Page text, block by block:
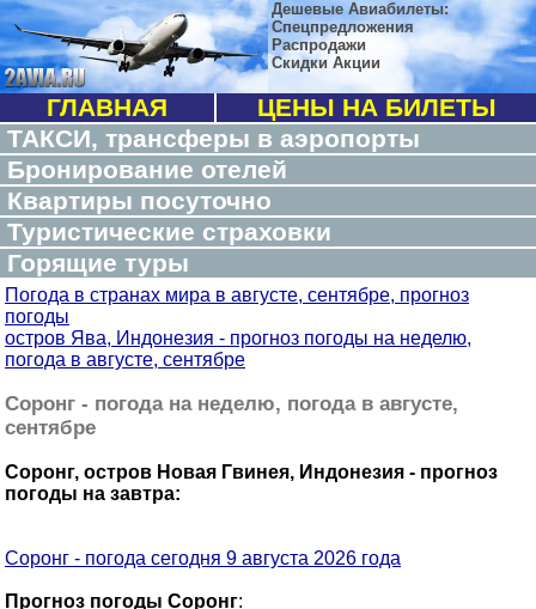
Дешевые Авиабилеты:
Спецпредложения
Распродажи
Скидки Акции
ГЛАВНАЯ
ЦЕНЫ НА БИЛЕТЫ
ТАКСИ, трансферы в аэропорты
Бронирование отелей
Квартиры посуточно
Туристические страховки
Горящие туры
Погода в странах мира в августе, сентябре, прогноз
погоды
остров Ява, Индонезия - прогноз погоды на неделю,
погода в августе, сентябре
Соронг - погода на неделю, погода в августе,
сентябре
Соронг, остров Новая Гвинея, Индонезия - прогноз
погоды на завтра:
Соронг - погода сегодня 9 августа 2026 года
Прогноз погоды Соронг: